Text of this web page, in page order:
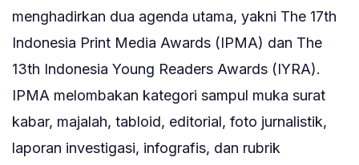
menghadirkan dua agenda utama, yakni The 17th
Indonesia Print Media Awards (IPMA) dan The
13th Indonesia Young Readers Awards (IYRA).
IPMA melombakan kategori sampul muka surat
kabar, majalah, tabloid, editorial, foto jurnalistik,
laporan investigasi, infografis, dan rubrik